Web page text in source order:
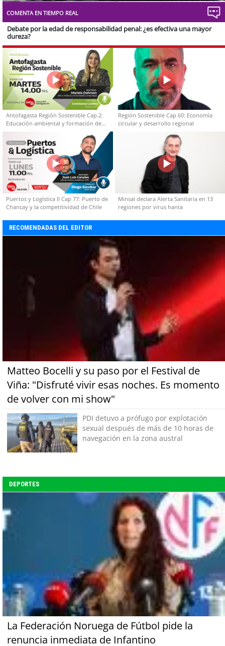
COMENTA EN TIEMPO REAL
Debate por la edad de responsabilidad penal: ¿es efectiva una mayor
dureza?
Antofagasta Región Sostenible Cap.2:
Educación ambiental y formación de
capacidades técnicas
Región Sostenible Cap 60: Economía
circular y desarrollo regional
Puertos y Logística II Cap 77: Puerto de
Chancay y la competitividad de Chile
Minsal declara Alerta Sanitaria en 13
regiones por virus hanta
RECOMENDADAS DEL EDITOR
Matteo Bocelli y su paso por el Festival de
Viña: "Disfruté vivir esas noches. Es momento
de volver con mi show"
PDI detuvo a prófugo por explotación
sexual después de más de 10 horas de
navegación en la zona austral
DEPORTES
La Federación Noruega de Fútbol pide la
renuncia inmediata de Infantino